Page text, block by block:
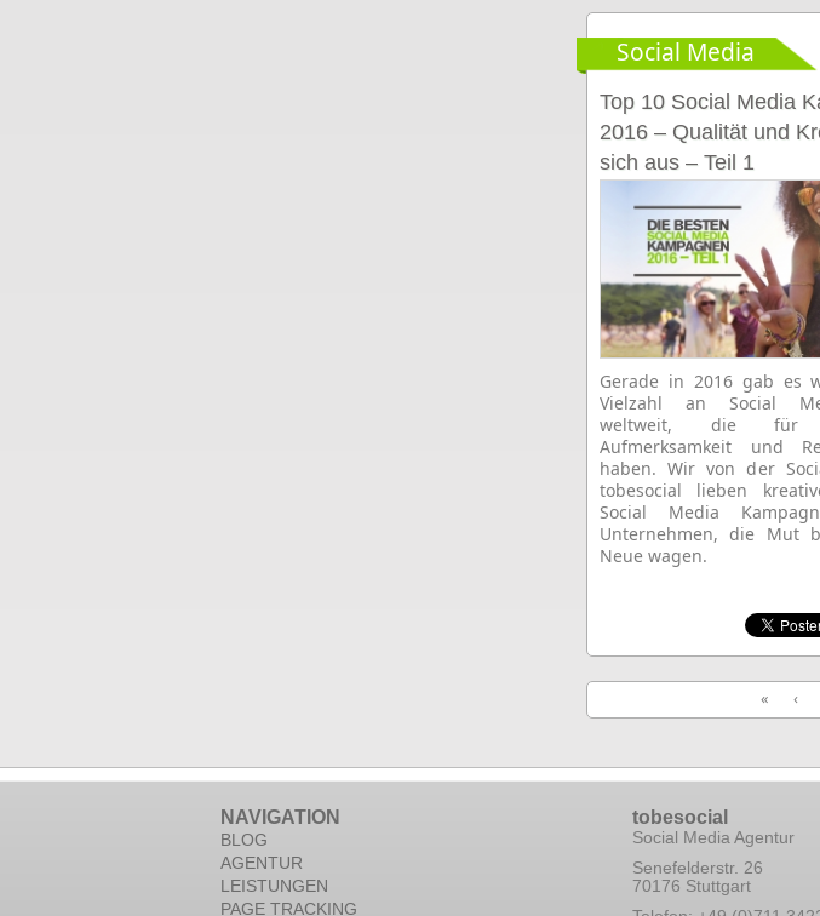
Social Media
Top 10 Social Media
2016 – Qualität und
sich aus – Teil 1
Gerade in 2016 gab es
Vielzahl an Social
weltweit, die für
Aufmerksamkeit und
haben. Wir von der
tobesocial lieben
Social Media
Unternehmen, die Mut
Neue wagen.
« ‹
NAVIGATION
BLOG
AGENTUR
LEISTUNGEN
PAGE TRACKING
tobesocial
Social Media Agentur
Senefelderstr. 26
70176 Stuttgart